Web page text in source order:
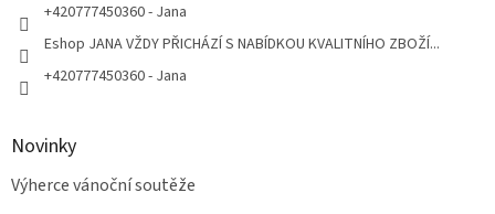
+420777450360 - Jana
Eshop JANA VŽDY PŘICHÁZÍ S NABÍDKOU KVALITNÍHO ZBOŽÍ...
+420777450360 - Jana
Novinky
Výherce vánoční soutěže